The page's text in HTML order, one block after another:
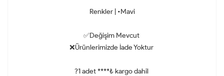
Renkler | •Mavi
✅Değişim Mevcut
❌Ürünlerimizde İade Yoktur
?1 adet ****₺ kargo dahil